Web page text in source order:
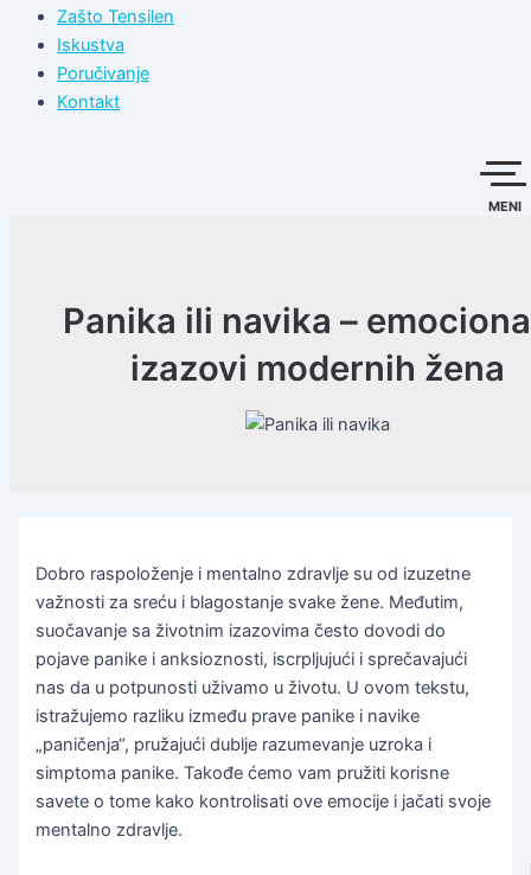
Zašto Tensilen
Iskustva
Poručivanje
Kontakt
MENI
Panika ili navika –
izazovi modernih žena
Dobro raspoloženje i mentalno zdravlje su od izuzetne
važnosti za sreću i blagostanje svake žene. Međutim,
suočavanje sa životnim izazovima često dovodi do
pojave panike i anksioznosti, iscrpljujući i sprečavajući
nas da u potpunosti uživamo u životu. U ovom tekstu,
istražujemo razliku između prave panike i navike
„paničenja“, pružajući dublje razumevanje uzroka i
simptoma panike. Takođe ćemo vam pružiti korisne
savete o tome kako kontrolisati ove emocije i jačati svoje
mentalno zdravlje.